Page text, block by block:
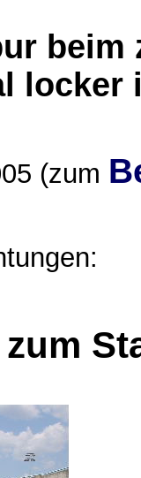
beim
locker
(zum